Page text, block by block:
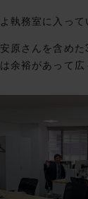
執務室に入って
原さんを含め
余裕があって